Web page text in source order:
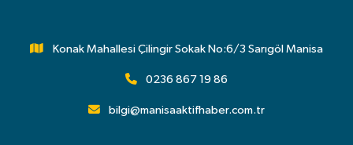
Konak Mahallesi Çilingir Sokak No:6/3 Sarıgöl Manisa
0236 867 19 86
bilgi@manisaaktifhaber.com.tr